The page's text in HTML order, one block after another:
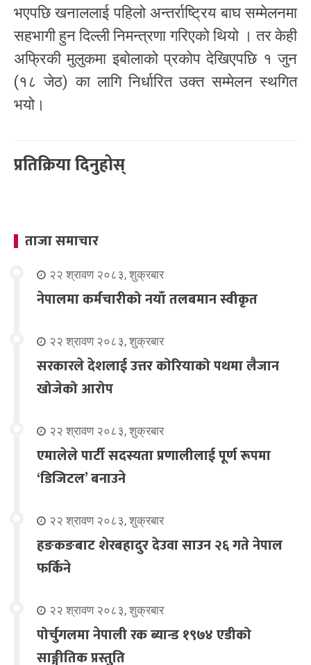
भएपछि खनाललाई पहिलो अन्तर्राष्ट्रिय बाघ सम्मेलनमा
सहभागी हुन दिल्ली निमन्त्रणा गरिएको थियो । तर केही
अफ्रिकी मुलुकमा इबोलाको प्रकोप देखिएपछि १ जुन
(१८ जेठ) का लागि निर्धारित उक्त सम्मेलन स्थगित
भयो।
प्रतिक्रिया दिनुहोस्
ताजा समाचार
२२ श्रावण २०८३, शुक्रबार
नेपालमा कर्मचारीको नयाँ तलबमान स्वीकृत
२२ श्रावण २०८३, शुक्रबार
सरकारले देशलाई उत्तर कोरियाको पथमा लैजान
खोजेको आरोप
२२ श्रावण २०८३, शुक्रबार
एमालेले पार्टी सदस्यता प्रणालीलाई पूर्ण रूपमा
‘डिजिटल’ बनाउने
२२ श्रावण २०८३, शुक्रबार
हङकङबाट शेरबहादुर देउवा साउन २६ गते नेपाल
फर्किने
२२ श्रावण २०८३, शुक्रबार
पोर्चुगलमा नेपाली रक ब्यान्ड १९७४ एडीको
साङ्गीतिक प्रस्तुति